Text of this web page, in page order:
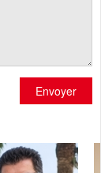
Envoyer